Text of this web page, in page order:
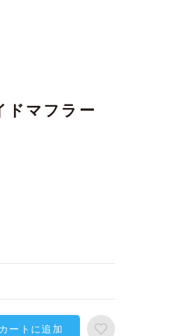
ドマフラー
カートに追加